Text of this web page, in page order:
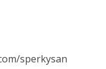
sperkysan